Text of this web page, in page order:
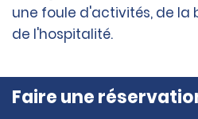
une foule d'activités, de la
de l'hospitalité.
Faire une